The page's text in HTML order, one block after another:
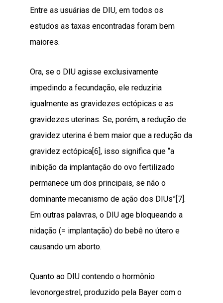
Entre as usuárias de DIU, em todos os
estudos as taxas encontradas foram bem
maiores.
Ora, se o DIU agisse exclusivamente
impedindo a fecundação, ele reduziria
igualmente as gravidezes ectópicas e as
gravidezes uterinas. Se, porém, a redução de
gravidez uterina é bem maior que a redução da
gravidez ectópica [6] , isso significa que “a
inibição da implantação do ovo fertilizado
permanece um dos principais, se não o
dominante mecanismo de ação dos DIUs” [7] .
Em outras palavras, o DIU age bloqueando a
nidação (= implantação) do bebê no útero e
causando um aborto.
Quanto ao DIU contendo o hormônio
levonorgestrel, produzido pela Bayer com o